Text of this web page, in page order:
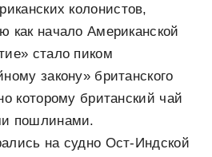
колонистов,
как начало Американской
стало пиком
закону» британского
которому британский чай
пошлинами.
на судно Ост-Индской